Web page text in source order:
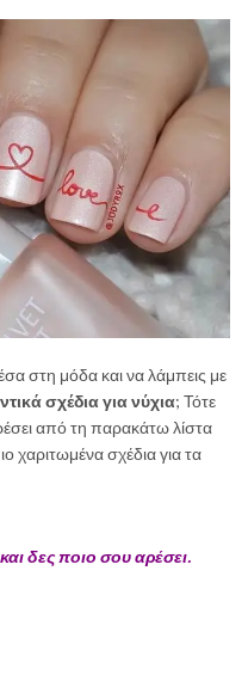
στη μόδα και να λάμπεις με
σχέδια για νύχια; Τότε
από τη παρακάτω λίστα
χαριτωμένα σχέδια για τα
δες ποιο σου αρέσει.